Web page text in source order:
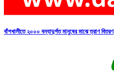
বাঁশখালীতে ২০০০ বন্যাদুর্গত মানুষের মাঝে ত্রাণ বিতরণ